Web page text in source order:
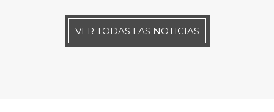
VER TODAS LAS NOTICIAS